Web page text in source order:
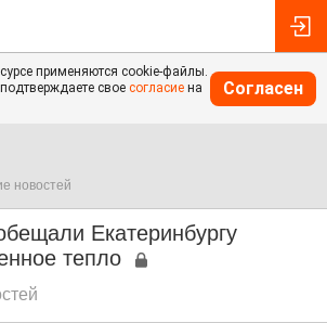
применяются cookie-файлы.
свое согласие на
Согласен
новостей
Екатеринбургу
тепло